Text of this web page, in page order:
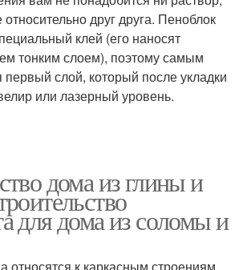
друг друга. Пеноблок
клей (его наносят
тонким слоем), поэтому самым
слой, который после укладки
или лазерный уровень.
дома из глины и
для дома из соломы и